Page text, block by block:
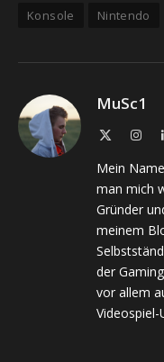
Konsole Nintendo
MuSc1
Mein
man mich
Gründer
meinem
der
vor allem